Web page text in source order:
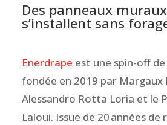
Des panneaux
s’installent sans
Enerdrape est une spin-off de
fondée en 2019 par Margaux
Alessandro Rotta Loria et le
Laloui. Issue de 20 années de